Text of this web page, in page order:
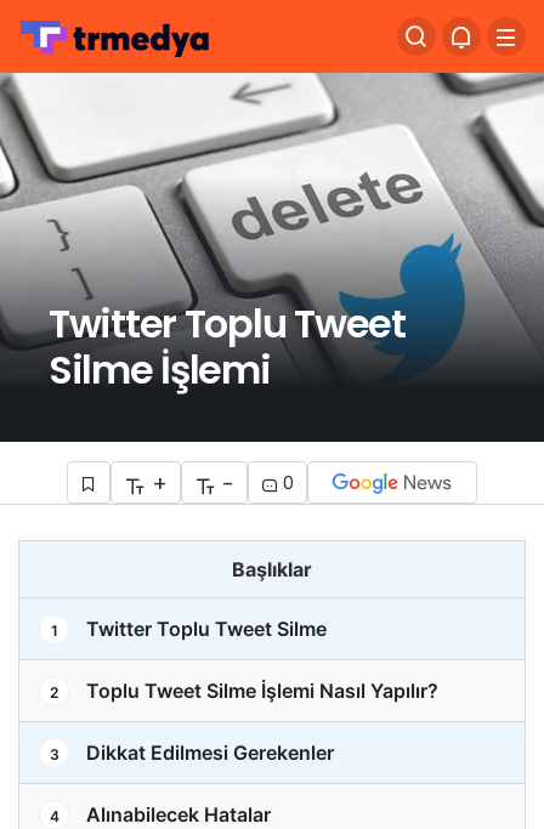
Twitter Toplu Tweet
Silme İşlemi
+ - 0
Başlıklar
1 Twitter Toplu Tweet Silme
2 Toplu Tweet Silme İşlemi Nasıl Yapılır?
3 Dikkat Edilmesi Gerekenler
4 Alınabilecek Hatalar